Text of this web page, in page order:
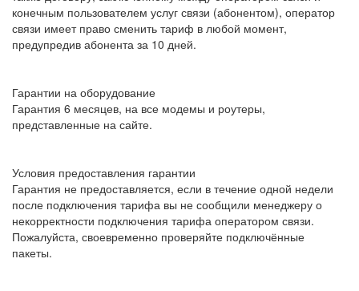
конечным пользователем услуг связи (абонентом), оператор
связи имеет право сменить тариф в любой момент,
предупредив абонента за 10 дней.
Гарантии на оборудование
Гарантия 6 месяцев, на все модемы и роутеры,
представленные на сайте.
Условия предоставления гарантии
Гарантия не предоставляется, если в течение одной недели
после подключения тарифа вы не сообщили менеджеру о
некорректности подключения тарифа оператором связи.
Пожалуйста, своевременно проверяйте подключённые
пакеты.